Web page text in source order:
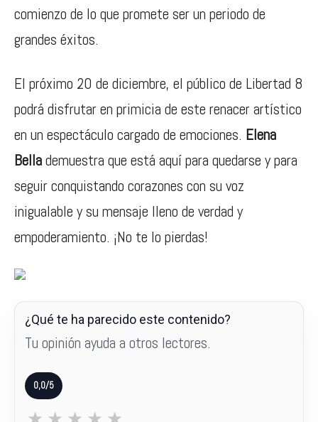
comienzo de lo que promete ser un periodo de
grandes éxitos.
El próximo 20 de diciembre, el público de Libertad 8
podrá disfrutar en primicia de este renacer artístico
en un espectáculo cargado de emociones. Elena
Bellademuestra que está aquí para quedarse y para
seguir conquistando corazones con su voz
inigualable y su mensaje lleno de verdad y
empoderamiento. ¡No te lo pierdas!
¿Qué te ha parecido este contenido?
Tu opinión ayuda a otros lectores.
0,0/5